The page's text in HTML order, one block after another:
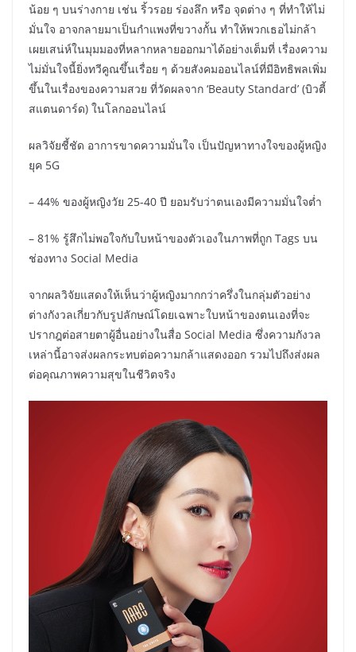
น้อย ๆ บนร่างกาย เช่น ริ้วรอย ร่องลึก หรือ จุดต่าง ๆ ที่ทำให้ไม่
มั่นใจ อาจกลายมาเป็นกำแพงที่ขวางกั้น ทำให้พวกเธอไม่กล้า
เผยเสน่ห์ในมุมมองที่หลากหลายออกมาได้อย่างเต็มที่ เรื่องความ
ไม่มั่นใจนี้ยิ่งทวีคูณขึ้นเรื่อย ๆ ด้วยสังคมออนไลน์ที่มีอิทธิพลเพิ่ม
ขึ้นในเรื่องของความสวย ที่วัดผลจาก ‘Beauty Standard’ (บิวตี้
สแตนดาร์ด) ในโลกออนไลน์
ผลวิจัยชี้ชัด อาการขาดความมั่นใจ เป็นปัญหาทางใจของผู้หญิง
ยุค 5G
– 44% ของผู้หญิงวัย 25-40 ปี ยอมรับว่าตนเองมีความมั่นใจต่ำ
– 81% รู้สึกไม่พอใจกับใบหน้าของตัวเองในภาพที่ถูก Tags บน
ช่องทาง Social Media
จากผลวิจัยแสดงให้เห็นว่าผู้หญิงมากกว่าครึ่งในกลุ่มตัวอย่าง
ต่างกังวลเกี่ยวกับรูปลักษณ์โดยเฉพาะใบหน้าของตนเองที่จะ
ปรากฎต่อสายตาผู้อื่นอย่างในสื่อ Social Media ซึ่งความกังวล
เหล่านี้อาจส่งผลกระทบต่อความกล้าแสดงออก รวมไปถึงส่งผล
ต่อคุณภาพความสุขในชีวิตจริง